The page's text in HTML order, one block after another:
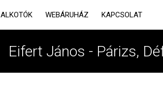
ALKOTÓK WEBÁRUHÁZ KAPCSOLAT
Eifert János - Párizs,